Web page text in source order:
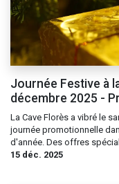
Journée Festive à
décembre 2025 -
La Cave Florès a vibré le
journée promotionnelle
d'année. Des offres
15 déc. 2025